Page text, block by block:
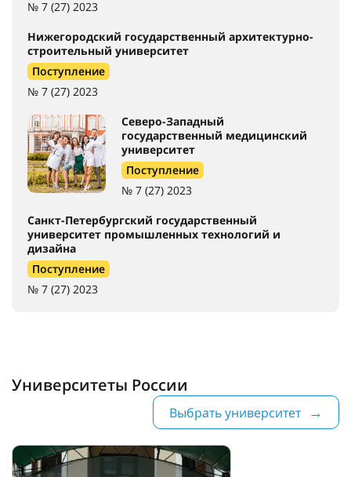
№ 7 (27) 2023
Нижегородский государственный архитектурно-
строительный университет
Поступление
№ 7 (27) 2023
Северо-Западный
государственный медицинский
университет
Поступление
№ 7 (27) 2023
Санкт-Петербургский государственный
университет промышленных технологий и
дизайна
Поступление
№ 7 (27) 2023
Университеты России
Выбрать университет